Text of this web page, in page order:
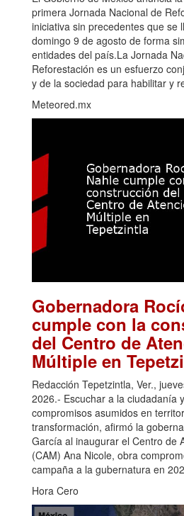
primera Jornada Nacional de
iniciativa sin precedentes que se
domingo 9 de agosto de forma
entidades del país.La Jornada
Reforestación es un esfuerzo
y de la sociedad para habilitar y
Meteored.mx
Gobernadora
cumple con la
del Centro de
Múltiple en
Redacción Tepetzintla, Ver.,
2026.- Escuchar a la ciudadanía
compromisos asumidos en
transformación, afirmó la
García al inaugurar el Centro de
(CAM) Ana Nicole, obra
campaña a la gubernatura en
Hora Cero